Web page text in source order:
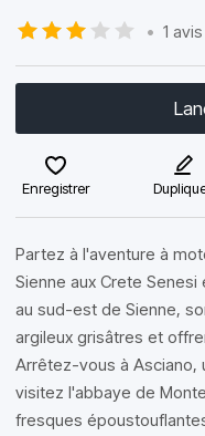
• 1 avis
Enregistrer
Partez à l'aventure à
Sienne aux Crete Senesi
au sud-est de Sienne,
argileux grisâtres et
Arrêtez-vous à Asciano,
visitez l'abbaye de
fresques